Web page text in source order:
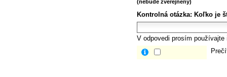
(nebude zverejnený)
Kontrolná otázka: Koľko je
V odpovedi prosím